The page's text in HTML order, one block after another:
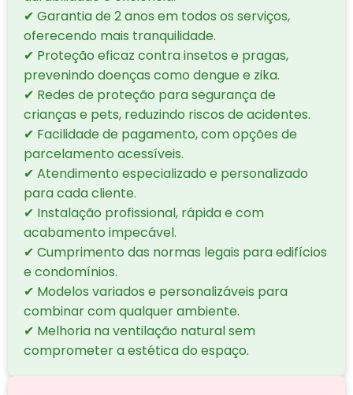
✔ Garantia de 2 anos em todos os serviços,
oferecendo mais tranquilidade.
✔ Proteção eficaz contra insetos e pragas,
prevenindo doenças como dengue e zika.
✔ Redes de proteção para segurança de
crianças e pets, reduzindo riscos de acidentes.
✔ Facilidade de pagamento, com opções de
parcelamento acessíveis.
✔ Atendimento especializado e personalizado
para cada cliente.
✔ Instalação profissional, rápida e com
acabamento impecável.
✔ Cumprimento das normas legais para edifícios
e condomínios.
✔ Modelos variados e personalizáveis para
combinar com qualquer ambiente.
✔ Melhoria na ventilação natural sem
comprometer a estética do espaço.